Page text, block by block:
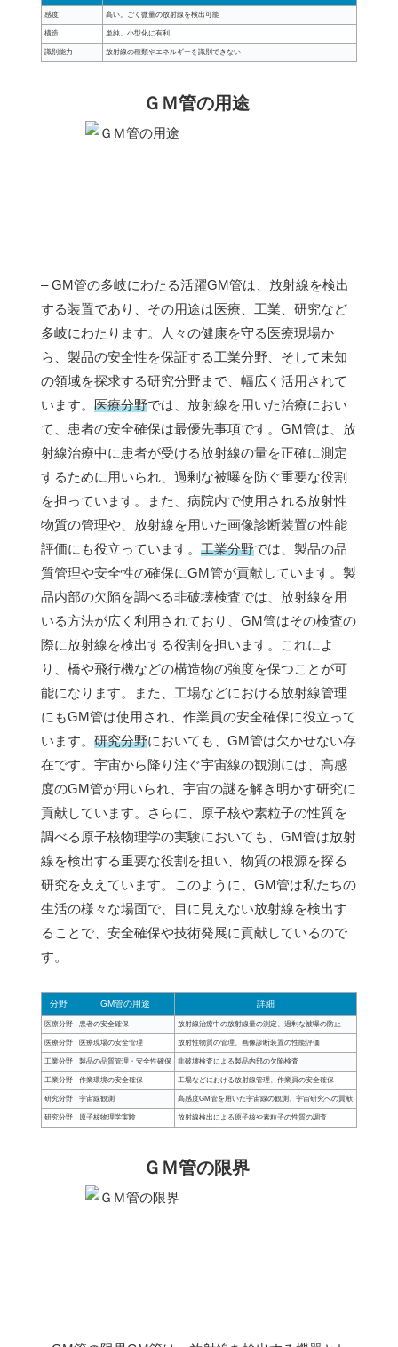
感度 高い。ごく微量の放射線を検出可能
構造 単純。小型化に有利
識別能力 放射線の種類やエネルギーを識別できない
ＧＭ管の用途
– GM管の多岐にわたる活躍GM管は、放射線を検出
する装置であり、その用途は医療、工業、研究など
多岐にわたります。人々の健康を守る医療現場か
ら、製品の安全性を保証する工業分野、そして未知
の領域を探求する研究分野まで、幅広く活用されて
います。 医療分野では、放射線を用いた治療におい
て、患者の安全確保は最優先事項です。GM管は、放
射線治療中に患者が受ける放射線の量を正確に測定
するために用いられ、過剰な被曝を防ぐ重要な役割
を担っています。また、病院内で使用される放射性
物質の管理や、放射線を用いた画像診断装置の性能
評価にも役立っています。 工業分野では、製品の品
質管理や安全性の確保にGM管が貢献しています。製
品内部の欠陥を調べる非破壊検査では、放射線を用
いる方法が広く利用されており、GM管はその検査の
際に放射線を検出する役割を担います。これによ
り、橋や飛行機などの構造物の強度を保つことが可
能になります。また、工場などにおける放射線管理
にもGM管は使用され、作業員の安全確保に役立って
います。 研究分野においても、GM管は欠かせない存
在です。宇宙から降り注ぐ宇宙線の観測には、高感
度のGM管が用いられ、宇宙の謎を解き明かす研究に
貢献しています。さらに、原子核や素粒子の性質を
調べる原子核物理学の実験においても、GM管は放射
線を検出する重要な役割を担い、物質の根源を探る
研究を支えています。このように、GM管は私たちの
生活の様々な場面で、目に見えない放射線を検出す
ることで、安全確保や技術発展に貢献しているので
す。
分野 GM管の用途 詳細
医療分野 患者の安全確保 放射線治療中の放射線量の測定、過剰な被曝の防止
医療分野 医療現場の安全管理 放射性物質の管理、画像診断装置の性能評価
工業分野 製品の品質管理・安全性確保 非破壊検査による製品内部の欠陥検査
工業分野 作業環境の安全確保 工場などにおける放射線管理、作業員の安全確保
研究分野 宇宙線観測 高感度GM管を用いた宇宙線の観測、宇宙研究への貢献
研究分野 原子核物理学実験 放射線検出による原子核や素粒子の性質の調査
ＧＭ管の限界